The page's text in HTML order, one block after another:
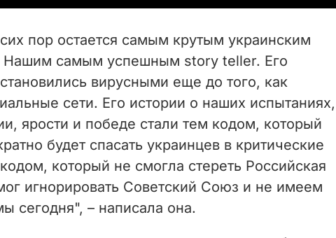
i
d
e
o
пор остается самым крутым украинским
Нашим самым успешным story teller. Его
вирусными еще до того, как
сети. Его истории о наших испытаниях,
ярости и победе стали тем кодом, который
будет спасать украинцев в критические
который не смогла стереть Российская
игнорировать Советский Союз и не имеем
сегодня", – написала она.